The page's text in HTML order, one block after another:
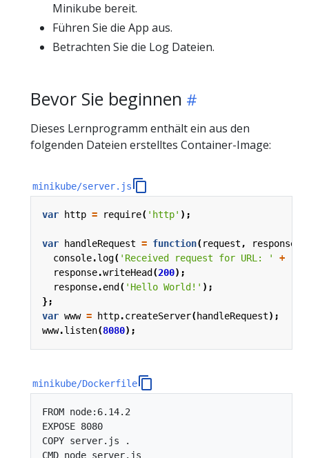
Minikube bereit.
Führen Sie die App aus.
Betrachten Sie die Log Dateien.
Bevor Sie beginnen
Dieses Lernprogramm enthält ein aus den
folgenden Dateien erstelltes Container-Image:
minikube/server.js
var http = require( 'http' );
var handleRequest = function(request, response
console.log( 'Received request for URL: ' +
response.writeHead (200);
response.end ( 'Hello World!' );
};
var www = http.createServer(handleRequest);
www.listen(8080);
minikube/Dockerfile
FROM node:6.14.2
EXPOSE 8080
COPY server.js .